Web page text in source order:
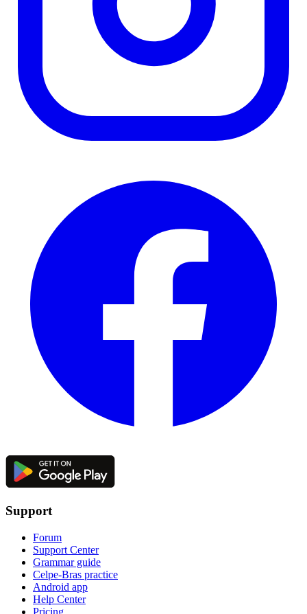
Support
Forum
Support Center
Grammar guide
Celpe-Bras practice
Android app
Help Center
Pricing